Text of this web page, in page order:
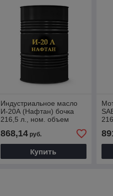
Индустриальное масло
И-20А (Нафтан) бочка
216,5 л., ном. объем
868,14руб.
Купить